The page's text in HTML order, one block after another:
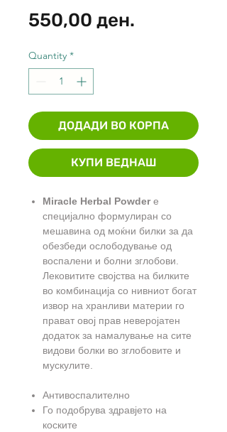
550,00 ден.
Quantity *
ДОДАДИ ВО КОРПА
КУПИ ВЕДНАШ
Miracle Herbal Powderе
специјално формулиран со
мешавина од моќни билки за да
обезбеди ослободување од
воспалени и болни зглобови.
Лековитите својства на билките
во комбинација со нивниот богат
извор на хранливи материи го
прават овој прав неверојатен
додаток за намалување на сите
видови болки во зглобовите и
мускулите.
Антивоспалително
Го подобрува здравјето на
коските